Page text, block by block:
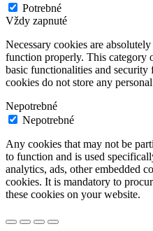
Potrebné
Vždy zapnuté
Necessary cookies are
function properly. This category
basic functionalities and security
cookies do not store any
Nepotrebné
Nepotrebné
Any cookies that may not be
to function and is used
analytics, ads, other embedded
cookies. It is mandatory to
these cookies on your website.